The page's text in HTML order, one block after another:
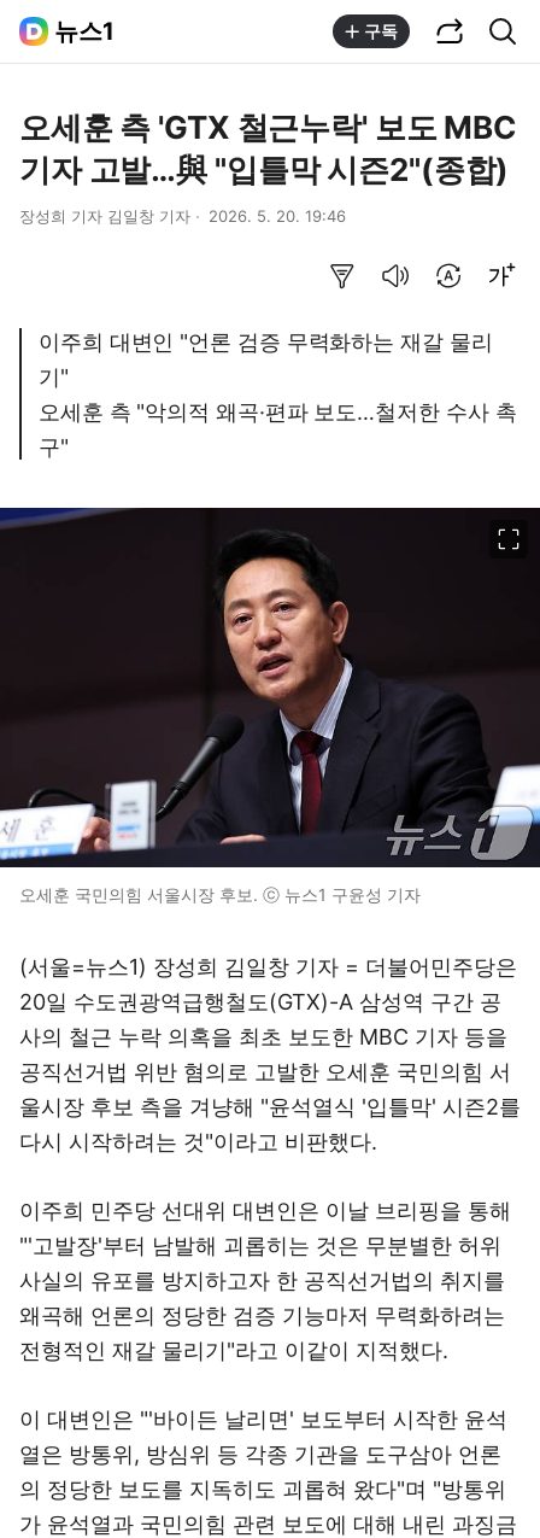
뉴스1 구독
오세훈 측 'GTX 철근누락' 보도 MBC
기자 고발…與 "입틀막 시즌2"(종합)
장성희 기자 김일창 기자 2026. 5. 20. 19:46
이주희 대변인 "언론 검증 무력화하는 재갈 물리
기"
오세훈 측 "악의적 왜곡·편파 보도…철저한 수사 촉
구"
오세훈 국민의힘 서울시장 후보. ⓒ 뉴스1 구윤성 기자
(서울=뉴스1) 장성희 김일창 기자 = 더불어민주당은
20일 수도권광역급행철도(GTX)-A 삼성역 구간 공
사의 철근 누락 의혹을 최초 보도한 MBC 기자 등을
공직선거법 위반 혐의로 고발한 오세훈 국민의힘 서
울시장 후보 측을 겨냥해 "윤석열식 '입틀막' 시즌2를
다시 시작하려는 것"이라고 비판했다.
이주희 민주당 선대위 대변인은 이날 브리핑을 통해
"'고발장'부터 남발해 괴롭히는 것은 무분별한 허위
사실의 유포를 방지하고자 한 공직선거법의 취지를
왜곡해 언론의 정당한 검증 기능마저 무력화하려는
전형적인 재갈 물리기"라고 이같이 지적했다.
이 대변인은 "'바이든 날리면' 보도부터 시작한 윤석
열은 방통위, 방심위 등 각종 기관을 도구삼아 언론
의 정당한 보도를 지독히도 괴롭혀 왔다"며 "방통위
가 윤석열과 국민의힘 관련 보도에 대해 내린 과징금